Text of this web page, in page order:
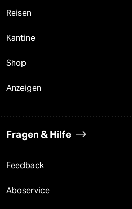
Reisen
Kantine
Shop
Anzeigen
Fragen & Hilfe
Feedback
Aboservice